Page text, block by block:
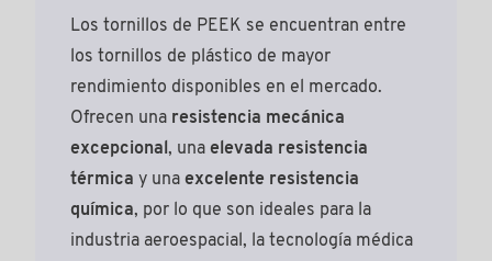
Los tornillos de PEEK se encuentran entre
los tornillos de plástico de mayor
rendimiento disponibles en el mercado.
Ofrecen una resistencia mecánica
excepcional , una elevada resistencia
térmica y una excelente resistencia
química, por lo que son ideales para la
industria aeroespacial, la tecnología médica